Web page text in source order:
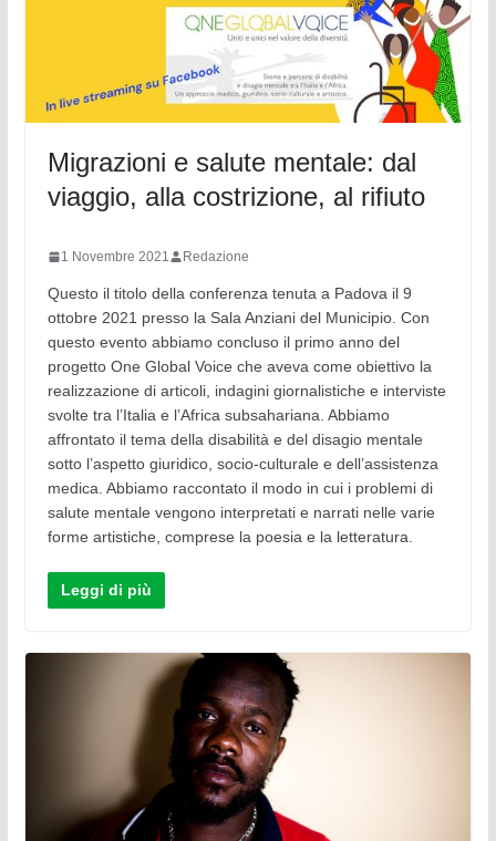
Migrazioni e salute mentale: dal
viaggio, alla costrizione, al rifiuto
1 Novembre 2021 Redazione
Questo il titolo della conferenza tenuta a Padova il 9
ottobre 2021 presso la Sala Anziani del Municipio. Con
questo evento abbiamo concluso il primo anno del
progetto One Global Voice che aveva come obiettivo la
realizzazione di articoli, indagini giornalistiche e interviste
svolte tra l’Italia e l’Africa subsahariana. Abbiamo
affrontato il tema della disabilità e del disagio mentale
sotto l’aspetto giuridico, socio-culturale e dell’assistenza
medica. Abbiamo raccontato il modo in cui i problemi di
salute mentale vengono interpretati e narrati nelle varie
forme artistiche, comprese la poesia e la letteratura.
Leggi di più